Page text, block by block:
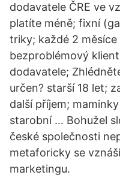
dodavatele ČRE ve
platíte méně; fixní
triky; každé 2
bezproblémový
dodavatele;
určen? starší 18 let;
další příjem;
starobní … Bohužel
české společnosti
metaforicky se
marketingu.